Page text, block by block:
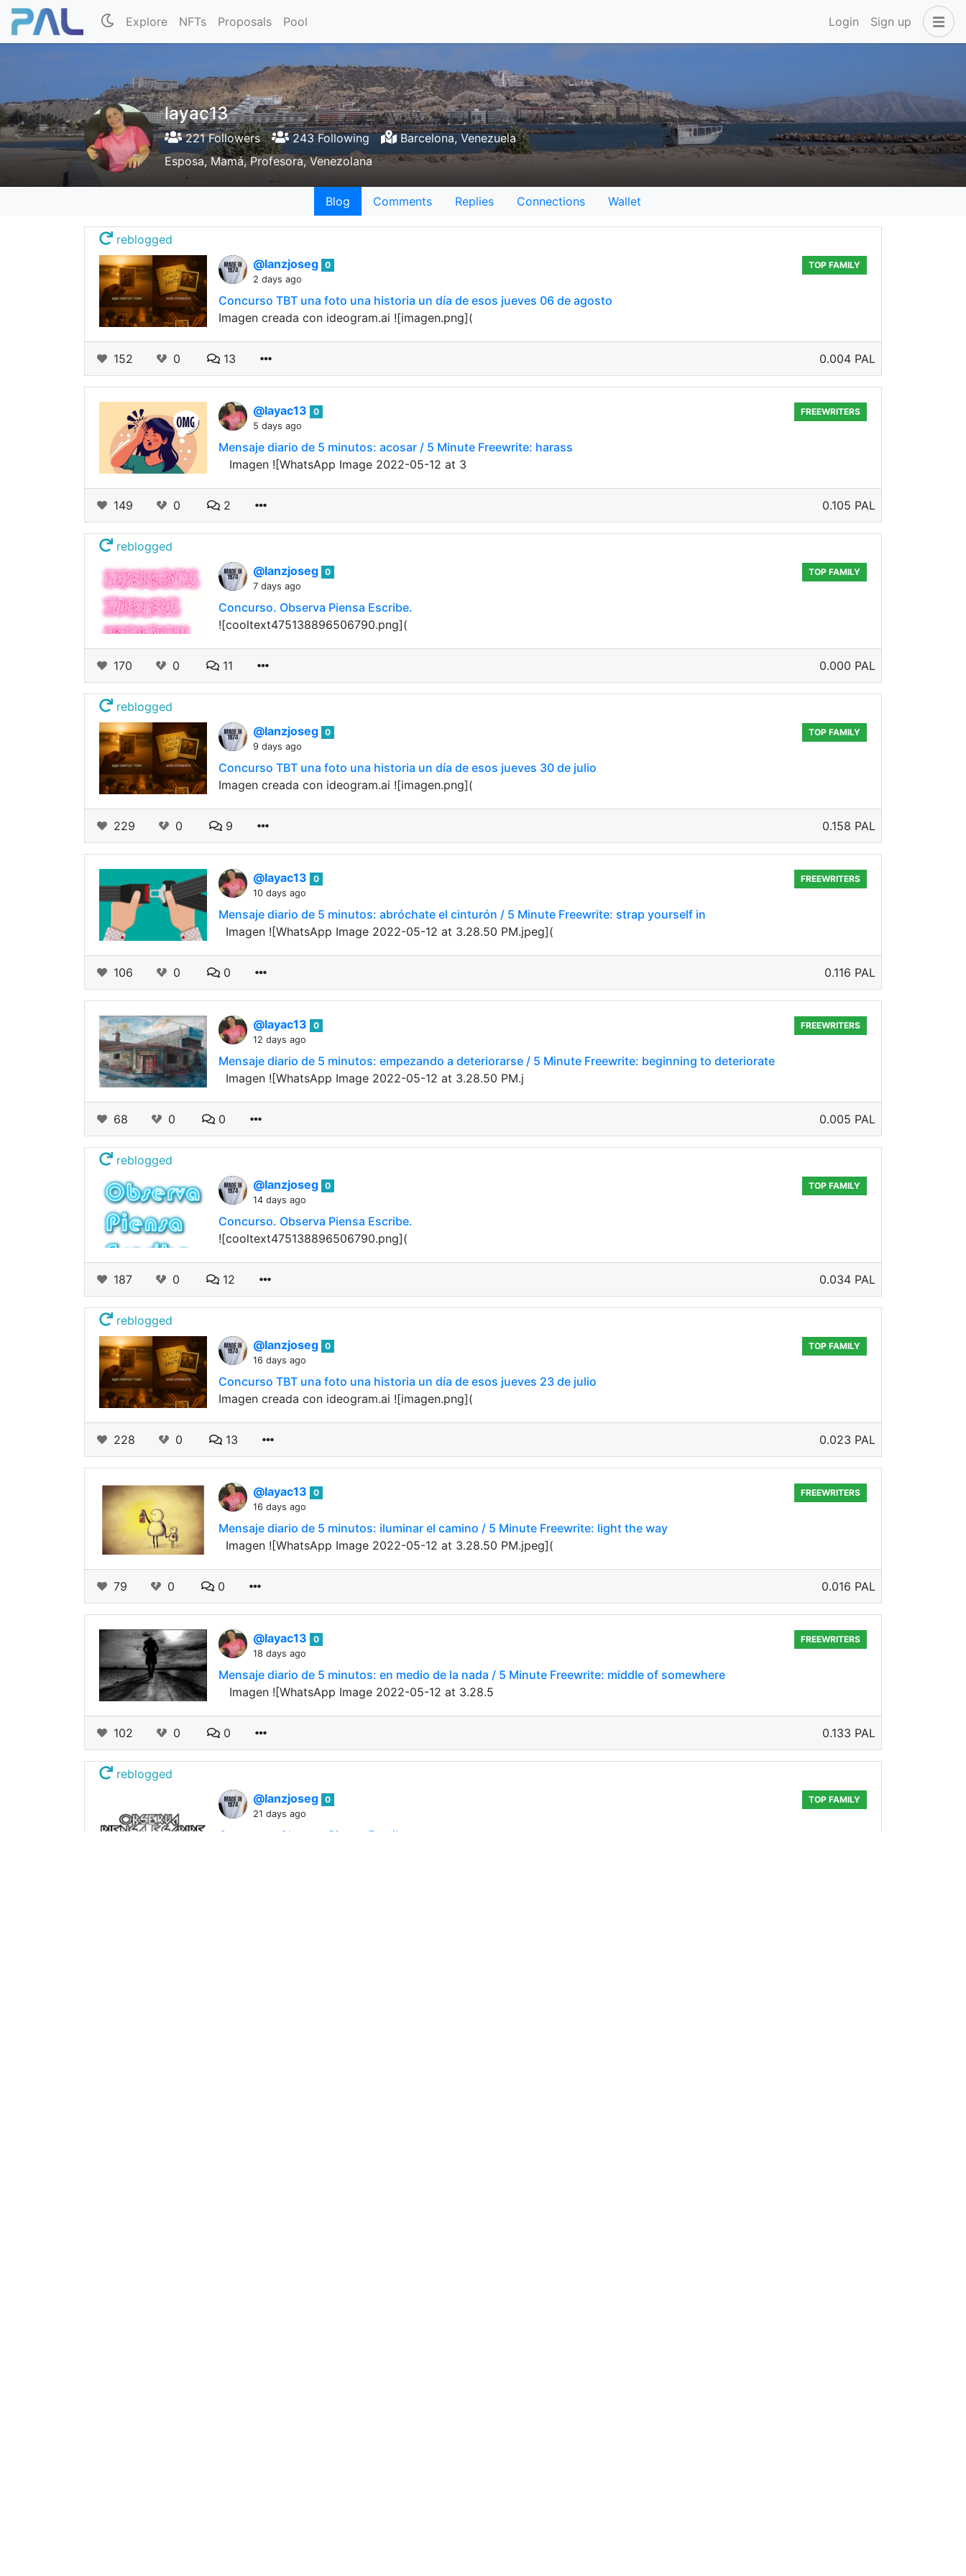
Explore NFTs Proposals Pool Login Sign up
layac13
221 Followers 243 Following
Barcelona, Venezuela
Esposa, Mamá, Profesora, Venezolana
Blog Comments Replies Connections Wallet
reblogged
@lanzjoseg 0
2 days ago
TOP FAMILY
Concurso TBT una foto una historia un día de esos jueves 06 de agosto
Imagen creada con ideogram.ai ![imagen.png](
152 0 13 0.004 PAL
@layac13
0
5 days ago
FREEWRITERS
Mensaje diario de 5 minutos: acosar / 5 Minute Freewrite: harass
​ ​ ​​​ Imagen ​![WhatsApp Image 2022-05-12 at 3
149 0 2 0.105 PAL
reblogged
@lanzjoseg 0
7 days ago
TOP FAMILY
Concurso. Observa Piensa Escribe.
![cooltext475138896506790.png](
170 0 11 0.000 PAL
reblogged
@lanzjoseg 0
9 days ago
TOP FAMILY
Concurso TBT una foto una historia un día de esos jueves 30 de julio
Imagen creada con ideogram.ai ![imagen.png](
229 0 9 0.158 PAL
@layac13
0
10 days ago
FREEWRITERS
Mensaje diario de 5 minutos: abróchate el cinturón / 5 Minute Freewrite: strap yourself in
​ ​​​ Imagen ​![WhatsApp Image 2022-05-12 at 3.28.50 PM.jpeg](
106 0 0 0.116 PAL
@layac13
0
12 days ago
FREEWRITERS
Mensaje diario de 5 minutos: empezando a deteriorarse / 5 Minute Freewrite: beginning to deteriorate
​ ​​​ Imagen ​![WhatsApp Image 2022-05-12 at 3.28.50 PM.j
68 0 0 0.005 PAL
reblogged
@lanzjoseg 0
14 days ago
TOP FAMILY
Concurso. Observa Piensa Escribe.
![cooltext475138896506790.png](
187 0 12 0.034 PAL
reblogged
@lanzjoseg 0
16 days ago
TOP FAMILY
Concurso TBT una foto una historia un día de esos jueves 23 de julio
Imagen creada con ideogram.ai ![imagen.png](
228 0 13 0.023 PAL
@layac13
0
16 days ago
FREEWRITERS
Mensaje diario de 5 minutos: iluminar el camino / 5 Minute Freewrite: light the way
​ ​​​ Imagen ​![WhatsApp Image 2022-05-12 at 3.28.50 PM.jpeg](
79 0 0 0.016 PAL
@layac13
0
18 days ago
FREEWRITERS
Mensaje diario de 5 minutos: en medio de la nada / 5 Minute Freewrite: middle of somewhere
​ ​ ​​​ Imagen ​![WhatsApp Image 2022-05-12 at 3.28.5
102 0 0 0.133 PAL
reblogged
@lanzjoseg 0
21 days ago
TOP FAMILY
Concurso. Observa Piensa Escribe.